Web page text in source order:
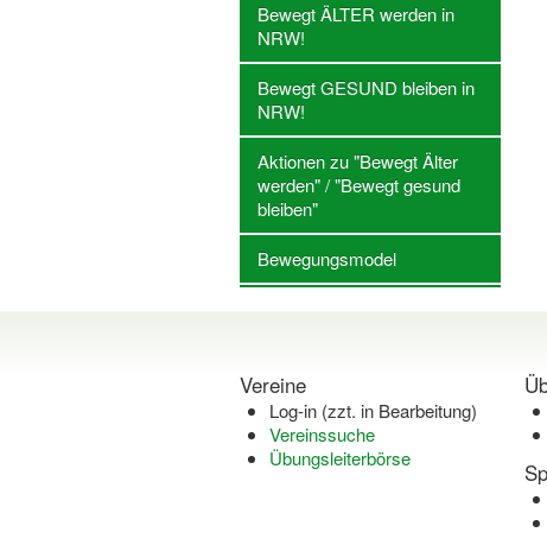
Bewegt ÄLTER werden in
NRW!
Bewegt GESUND bleiben in
NRW!
Aktionen zu "Bewegt Älter
werden" / "Bewegt gesund
bleiben"
Bewegungsmodel
Vereine
Log-in (zzt. in Bearbeitung)
Vereinssuche
Übungsleiterbörse